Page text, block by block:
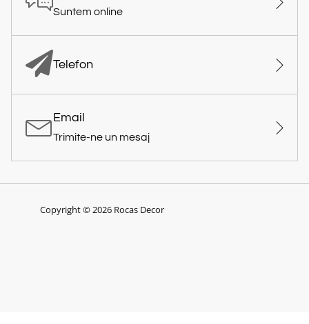
Suntem online
Telefon
Email
Trimite-ne un mesaj
Copyright © 2026 Rocas Decor